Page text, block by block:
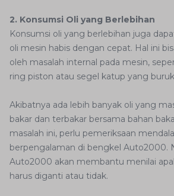
2. Konsumsi Oli yang Berlebihan
Konsumsi oli yang berlebihan juga
oli mesin habis dengan cepat. Hal ini
oleh masalah internal pada mesin,
ring piston atau segel katup yang
Akibatnya ada lebih banyak oli yang
bakar dan terbakar bersama bahan
masalah ini, perlu pemeriksaan
berpengalaman di bengkel Auto2000.
Auto2000 akan membantu menilai
harus diganti atau tidak.